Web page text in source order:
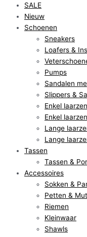
SALE
Nieuw
Schoenen
Sneakers
Loafers &
Pumps
Sandalen
Slippers &
Enkel
Enkel
Lange
Lange
Tassen
Tassen &
Accessoires
Sokken &
Petten &
Riemen
Kleinwaar
Shawls